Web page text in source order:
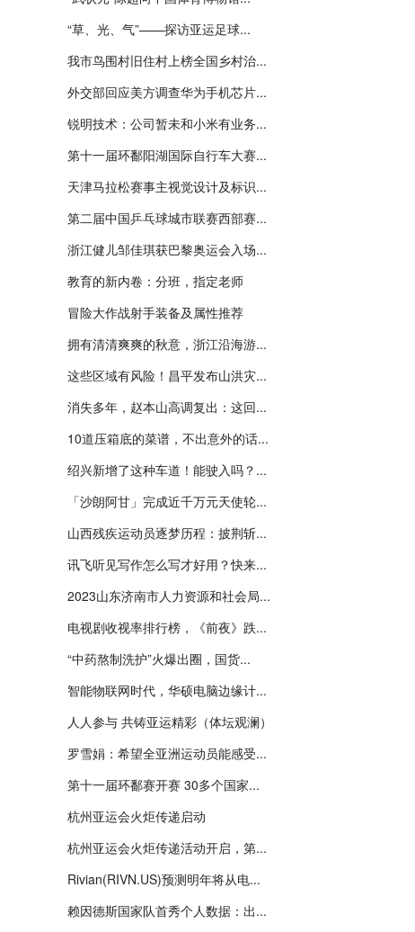
“草、光、气”——探访亚运足球...
我市鸟围村旧住村上榜全国乡村治...
外交部回应美方调查华为手机芯片...
锐明技术：公司暂未和小米有业务...
第十一届环鄱阳湖国际自行车大赛...
天津马拉松赛事主视觉设计及标识...
第二届中国乒乓球城市联赛西部赛...
浙江健儿邹佳琪获巴黎奥运会入场...
教育的新内卷：分班，指定老师
冒险大作战射手装备及属性推荐
拥有清清爽爽的秋意，浙江沿海游...
这些区域有风险！昌平发布山洪灾...
消失多年，赵本山高调复出：这回...
10道压箱底的菜谱，不出意外的话...
绍兴新增了这种车道！能驶入吗？...
「沙朗阿甘」完成近千万元天使轮...
山西残疾运动员逐梦历程：披荆斩...
讯飞听见写作怎么写才好用？快来...
2023山东济南市人力资源和社会局...
电视剧收视率排行榜，《前夜》跌...
“中药熬制洗护”火爆出圈，国货...
智能物联网时代，华硕电脑边缘计...
人人参与 共铸亚运精彩（体坛观澜）
罗雪娟：希望全亚洲运动员能感受...
第十一届环鄱赛开赛 30多个国家...
杭州亚运会火炬传递启动
杭州亚运会火炬传递活动开启，第...
Rivian(RIVN.US)预测明年将从电...
赖因德斯国家队首秀个人数据：出...